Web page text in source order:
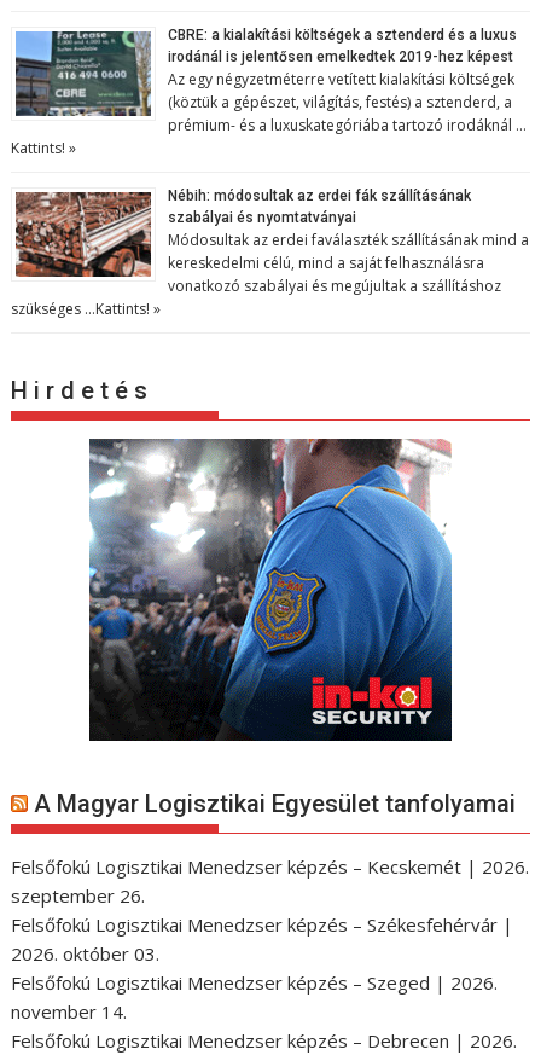
CBRE: a kialakítási költségek a sztenderd és a luxus
irodánál is jelentősen emelkedtek 2019-hez képest
Az egy négyzetméterre vetített kialakítási költségek
(köztük a gépészet, világítás, festés) a sztenderd, a
prémium- és a luxuskategóriába tartozó irodáknál …
Kattints! »
Nébih: módosultak az erdei fák szállításának
szabályai és nyomtatványai
Módosultak az erdei faválaszték szállításának mind a
kereskedelmi célú, mind a saját felhasználásra
vonatkozó szabályai és megújultak a szállításhoz
szükséges …Kattints! »
H i r d e t é s
A Magyar Logisztikai Egyesület tanfolyamai
Felsőfokú Logisztikai Menedzser képzés – Kecskemét | 2026.
szeptember 26.
Felsőfokú Logisztikai Menedzser képzés – Székesfehérvár |
2026. október 03.
Felsőfokú Logisztikai Menedzser képzés – Szeged | 2026.
november 14.
Felsőfokú Logisztikai Menedzser képzés – Debrecen | 2026.